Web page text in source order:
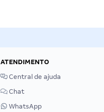
ATENDIMENTO
Central de ajuda
Chat
WhatsApp